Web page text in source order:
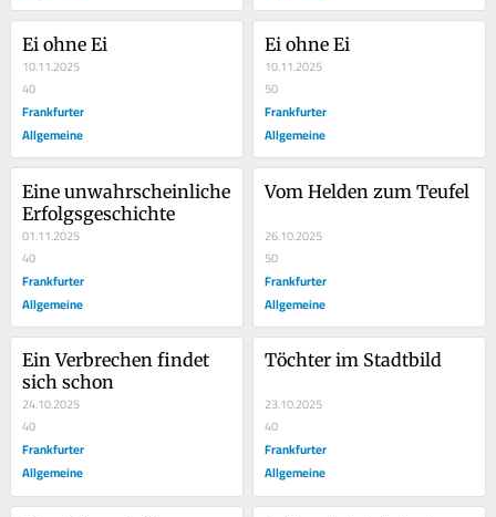
Ei ohne Ei
10.11.2025
40
Frankfurter
Allgemeine
Ei ohne Ei
10.11.2025
50
Frankfurter
Allgemeine
Eine unwahrscheinliche
Erfolgsgeschichte
01.11.2025
40
Frankfurter
Allgemeine
Vom Helden zum Teufel
26.10.2025
50
Frankfurter
Allgemeine
Ein Verbrechen findet
sich schon
24.10.2025
40
Frankfurter
Allgemeine
Töchter im Stadtbild
23.10.2025
40
Frankfurter
Allgemeine